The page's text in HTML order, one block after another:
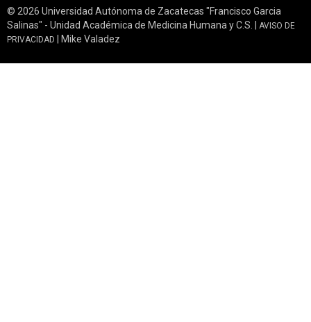
© 2026 Universidad Autónoma de Zacatecas "Francisco Garcia
Salinas" - Unidad Académica de Medicina Humana y C.S. | AVISO DE
PRIVACIDAD | Mike Valadez